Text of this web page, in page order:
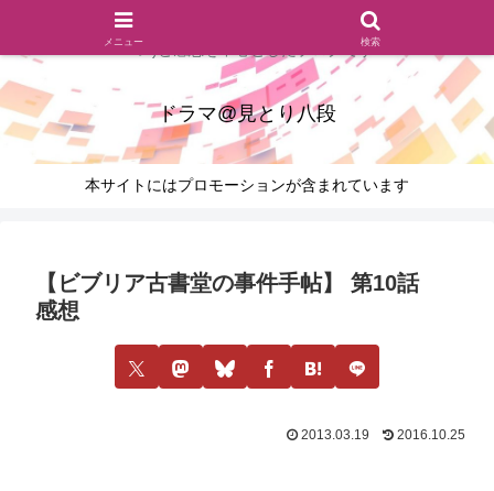
ドラマのシーンとセリフを切り取ったあらすじレビュー(復習ネタ
バレ)と感想を中心としたブログです
ドラマ@見とり八段
本サイトにはプロモーションが含まれています
【ビブリア古書堂の事件手帖】 第10話
感想
2013.03.19 2016.10.25
メニュー 検索